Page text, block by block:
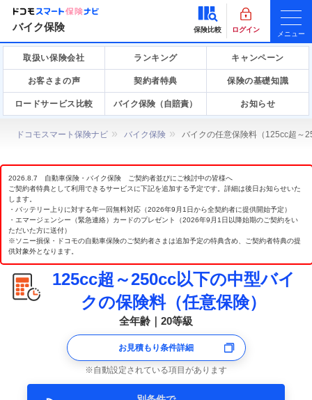
バイク保険 保険比較 ログイン
メニュー
取扱い保険会社 ランキング キャンペーン
お客さまの声 契約者特典 保険の基礎知識
ロードサービス比較 バイク保険（自賠責） お知らせ
ドコモスマート保険ナビ バイク保険 バイクの任意保険料（125cc超～
2026.8.7 自動車保険・バイク保険 ご契約者並びにご検討中の皆様へ
ご契約者特典として利用できるサービスに下記を追加する予定です。詳細は後日お知らせいた
します。
・バッテリー上りに対する年一回無料対応（2026年9月1日から全契約者に提供開始予定）
・エマージェンシー（緊急連絡）カードのプレゼント（2026年9月1日以降始期のご契約をい
ただいた方に送付）
※ソニー損保・ドコモの自動車保険のご契約者さまは追加予定の特典含め、ご契約者特典の提
供対象外となります。
125cc超～250cc以下の中型バイ
クの保険料（任意保険）
全年齢｜20等級
お見積もり条件詳細
自動設定されている項目があります